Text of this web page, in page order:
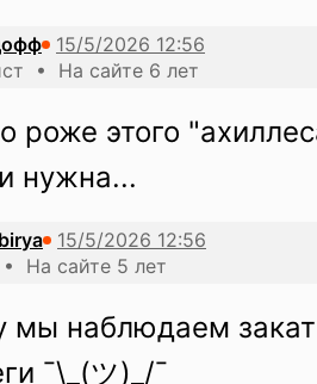
• На сайте 6 лет
роже этого
нужна...
На сайте 5 лет
мы наблюдаем
¯⁠\⁠_⁠(⁠ツ⁠)⁠_⁠/⁠¯